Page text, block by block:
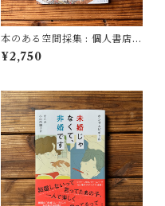
本のある空間採集 : 個人書店・
私設図書館・ブックカフェの
寸法 | 政木 哲也
¥2,750